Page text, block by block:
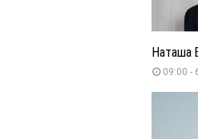
Наташа
09:00 -